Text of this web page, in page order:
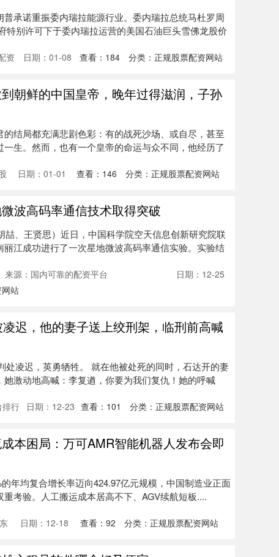
承诺重振委内瑞拉能源行业。委内瑞拉总统马杜罗周
特别许可下于委内瑞拉运营的美国石油巨头雪佛龙股价
资 日期：01-08 查看： 184 分类： 正规股票配资网站
朝鲜的中国皇帝，晚年过得滋润，子孙
结局都充满悲剧色彩：有的战死沙场、或自尽，甚至
生。然而，也有一个皇帝的命运与众不同，他经历了
日期：01-01 查看： 146 分类：正规股票配资网站
波高码率通信技术取得突破
喆、王贤思）近日，中国科学院空天信息创新研究院联
江成功进行了一次星地微波高码率通信实验。实验结
来源：国内可靠的配资平台
日期：12-25
站
迟，他的妻子送上绞刑架，临刑前高喊
处凌迟，英勇牺牲。 就在他被处死的同时，石达开的妻
激动地高喊：李复遒，你要为我们复仇！她的呼喊
排行 日期：12-23 查看： 101 分类：正规股票配资网站
本困局：万可AMR智能机器人发布会即
年均复合增长率迈向424.97亿元规模，中国制造业正面
考验。人工搬运成本居高不下、AGV续航短板....
日期：12-18 查看：92 分类：正规股票配资网站